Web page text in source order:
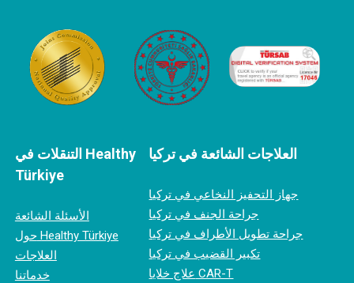
التنقلات في Healthy
Türkiye
الأسئلة الشائعة
حول Healthy Türkiye
العلاجات
خدماتنا
العلاجات الشائعة في تركيا
جهاز التحفيز النخاعي في تركيا
جراحة الجنف في تركيا
جراحة تطويل الأطراف في تركيا
تكبير القضيب في تركيا
علاج خلايا CAR-T